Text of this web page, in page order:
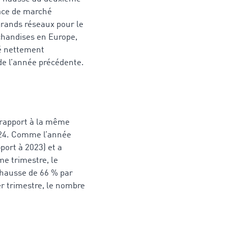
de marché
réseaux pour le
en Europe,
nettement
l’année précédente.
à la même
Comme l’année
à 2023) et a
trimestre, le
de 66 % par
trimestre, le nombre